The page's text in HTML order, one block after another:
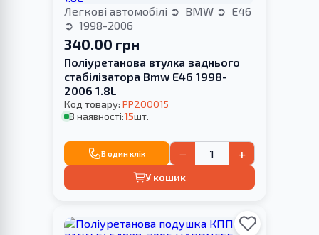
Легкові автомобілі BMW
E46
1998-2006
340.00 грн
Поліуретанова втулка заднього
стабілізатора Bmw E46 1998-
2006 1.8L
Код товару: PP200015
В наявності:15шт.
В один клік − +
У кошик